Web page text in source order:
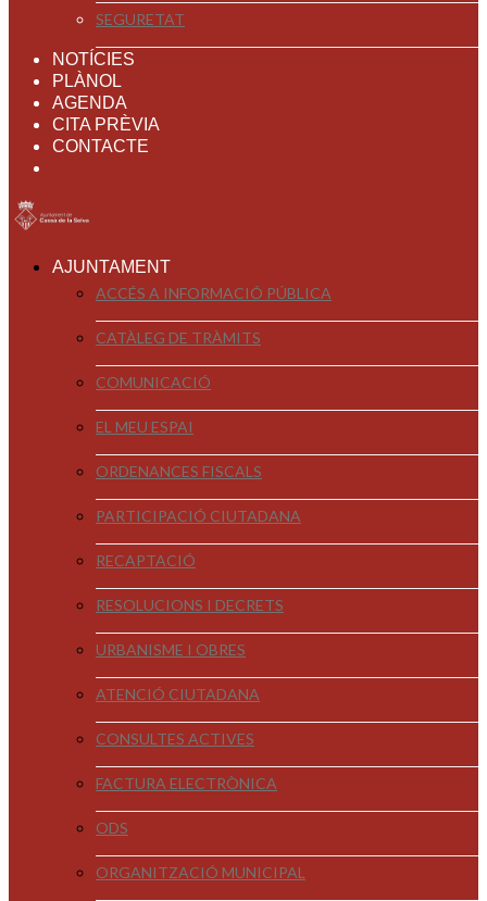
SEGURETAT
NOTÍCIES
PLÀNOL
AGENDA
CITA PRÈVIA
CONTACTE
AJUNTAMENT
ACCÉS A INFORMACIÓ PÚBLICA
CATÀLEG DE TRÀMITS
COMUNICACIÓ
EL MEU ESPAI
ORDENANCES FISCALS
PARTICIPACIÓ CIUTADANA
RECAPTACIÓ
RESOLUCIONS I DECRETS
URBANISME I OBRES
ATENCIÓ CIUTADANA
CONSULTES ACTIVES
FACTURA ELECTRÒNICA
ODS
ORGANITZACIÓ MUNICIPAL